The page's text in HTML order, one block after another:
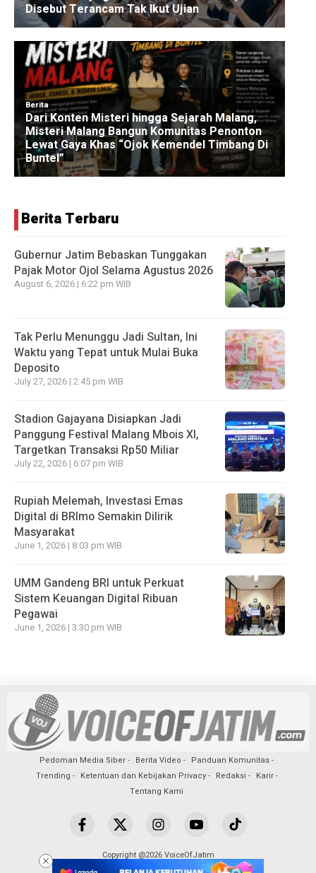
Berita Terbaru
Gubernur Jatim Bebaskan Tunggakan
Pajak Motor Ojol Selama Agustus 2026
August 6, 2026 | 6:22 pm WIB
Tak Perlu Menunggu Jadi Sultan, Ini
Waktu yang Tepat untuk Mulai Buka
Deposito
July 27, 2026 | 2:45 pm WIB
Stadion Gajayana Disiapkan Jadi
Panggung Festival Malang Mbois XI,
Targetkan Transaksi Rp50 Miliar
July 22, 2026 | 6:07 pm WIB
Rupiah Melemah, Investasi Emas
Digital di BRImo Semakin Dilirik
Masyarakat
June 1, 2026 | 8:03 pm WIB
UMM Gandeng BRI untuk Perkuat
Sistem Keuangan Digital Ribuan
Pegawai
June 1, 2026 | 3:30 pm WIB
Pedoman Media Siber Berita Video
Panduan Komunitas
Trending
Ketentuan dan Kebijakan Privacy Redaksi
Karir
Tentang Kami
Copyright @2026 VoiceOfJatim
All Rights Reserved